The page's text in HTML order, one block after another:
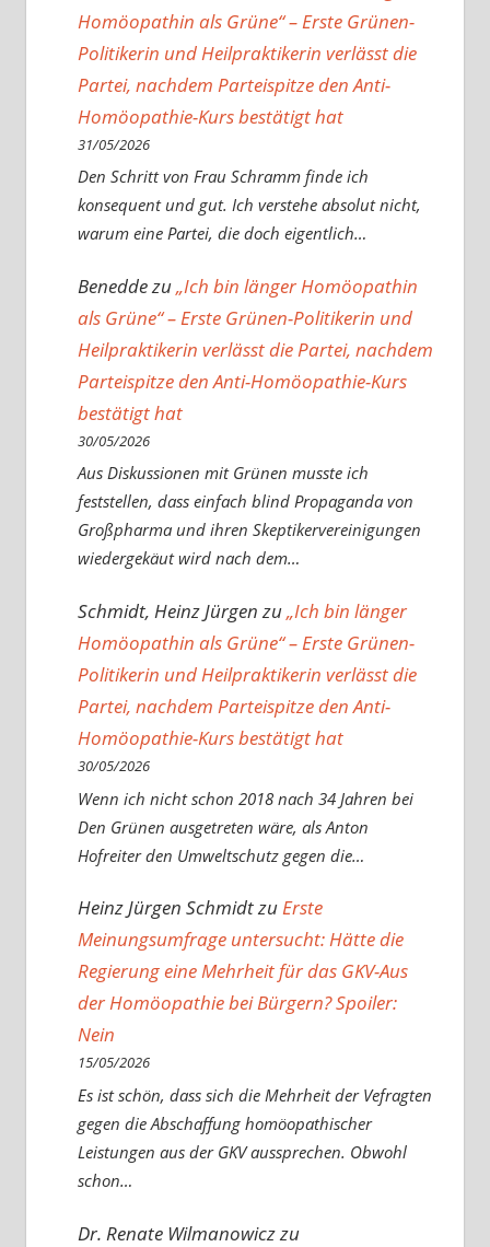
Homöopathin als Grüne“ – Erste Grünen-
Politikerin und Heilpraktikerin verlässt die
Partei, nachdem Parteispitze den Anti-
Homöopathie-Kurs bestätigt hat
31/05/2026
Den Schritt von Frau Schramm finde ich
konsequent und gut. Ich verstehe absolut nicht,
warum eine Partei, die doch eigentlich…
Beneddezu„Ich bin länger Homöopathin
als Grüne“ – Erste Grünen-Politikerin und
Heilpraktikerin verlässt die Partei, nachdem
Parteispitze den Anti-Homöopathie-Kurs
bestätigt hat
30/05/2026
Aus Diskussionen mit Grünen musste ich
feststellen, dass einfach blind Propaganda von
Großpharma und ihren Skeptikervereinigungen
wiedergekäut wird nach dem…
Schmidt, Heinz Jürgenzu„Ich bin länger
Homöopathin als Grüne“ – Erste Grünen-
Politikerin und Heilpraktikerin verlässt die
Partei, nachdem Parteispitze den Anti-
Homöopathie-Kurs bestätigt hat
30/05/2026
Wenn ich nicht schon 2018 nach 34 Jahren bei
Den Grünen ausgetreten wäre, als Anton
Hofreiter den Umweltschutz gegen die…
Heinz Jürgen SchmidtzuErste
Meinungsumfrage untersucht: Hätte die
Regierung eine Mehrheit für das GKV-Aus
der Homöopathie bei Bürgern? Spoiler:
Nein
15/05/2026
Es ist schön, dass sich die Mehrheit der Vefragten
gegen die Abschaffung homöopathischer
Leistungen aus der GKV aussprechen. Obwohl
schon…
Dr. Renate Wilmanowiczzu